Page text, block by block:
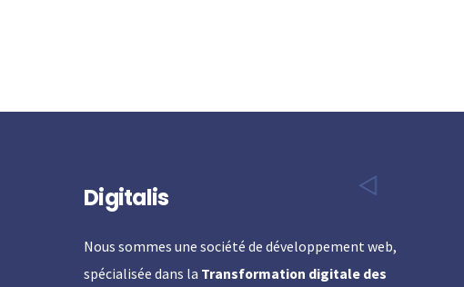
Digitalis
Nous sommes une société de développement web,
spécialisée dans la Transformation digitale des